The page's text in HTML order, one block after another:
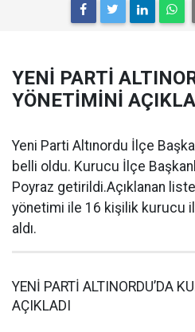
YENİ PARTİ
YÖNETİMİNİ
Yeni Parti Altınordu İlçe
belli oldu. Kurucu İlçe
Poyraz getirildi.Açıklanan
yönetimi ile 16 kişilik kurucu
aldı.
YENİ PARTİ ALTINORDU’DA
AÇIKLADI